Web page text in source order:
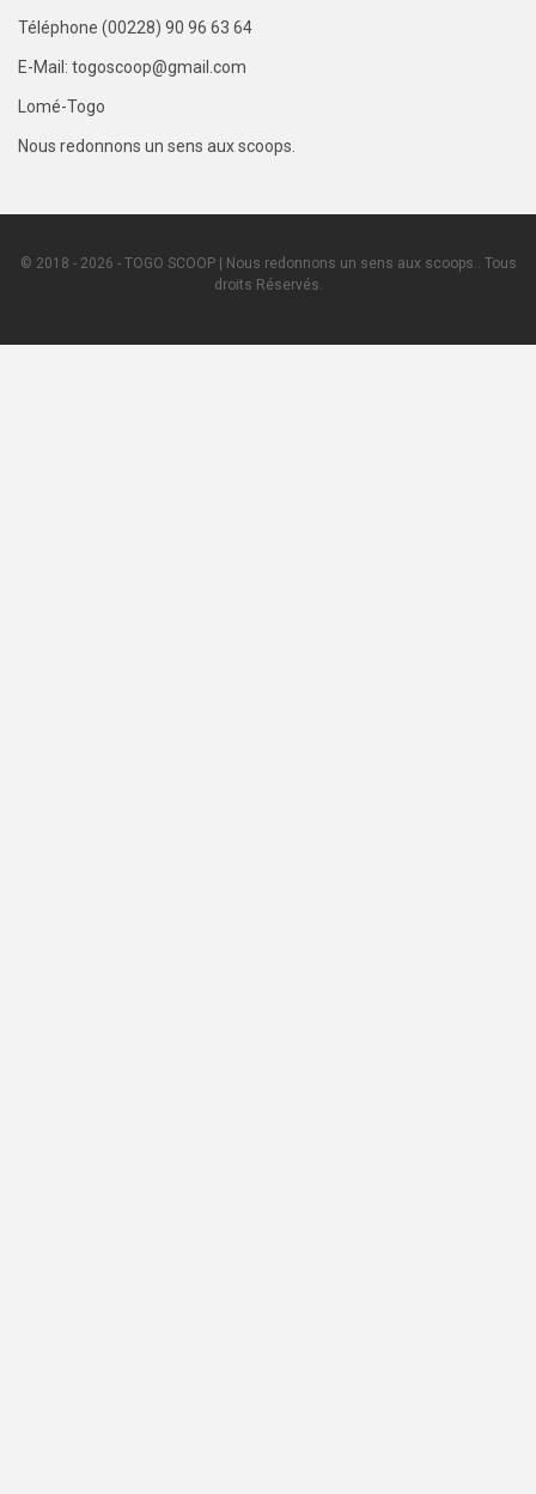
Téléphone (00228) 90 96 63 64
E-Mail: togoscoop@gmail.com
Lomé-Togo
Nous redonnons un sens aux scoops.
© 2018 - 2026 - TOGO SCOOP | Nous redonnons un sens aux scoops.. Tous
droits Réservés.